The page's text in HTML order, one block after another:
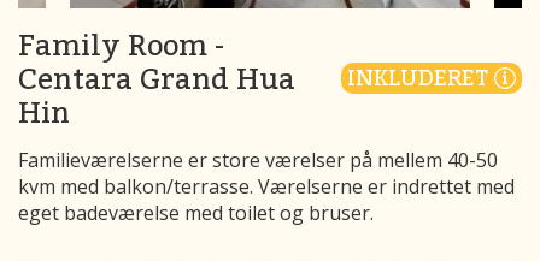
Family Room -
Centara Grand Hua
Hin
INKLUDERET
Familieværelserne er store værelser på mellem 40-50
kvm med balkon/terrasse. Værelserne er indrettet med
eget badeværelse med toilet og bruser.